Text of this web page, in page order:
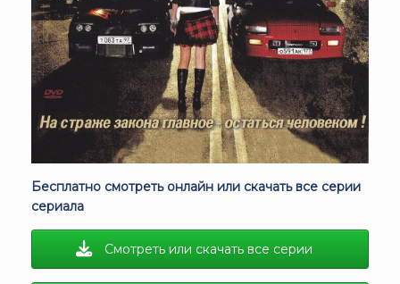
Бесплатно смотреть онлайн или скачать все серии
сериала
Смотреть или скачать все серии